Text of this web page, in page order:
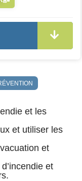
et les
et utiliser les
et
et